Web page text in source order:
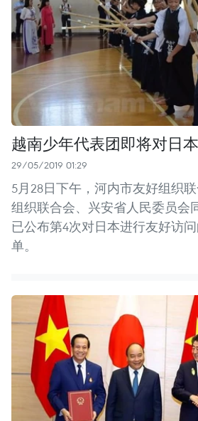
越南少年代表团即将对日
29/05/2019 01:29
5月28日下午，河内市友好组织
组织联合会、兴安省人民委员会
已公布第4次对日本进行友好访
单。